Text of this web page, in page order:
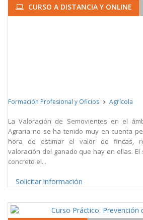
CURSO A DISTANCIA Y ONLINE
Formación Profesional y Oficios Agrícola
La Valoración de Semovientes en el
Agraria no se ha tenido muy en cuenta
hora de estimar el valor de fincas,
valoración del ganado que hay en ellas. El
concreto el...
Solicitar información